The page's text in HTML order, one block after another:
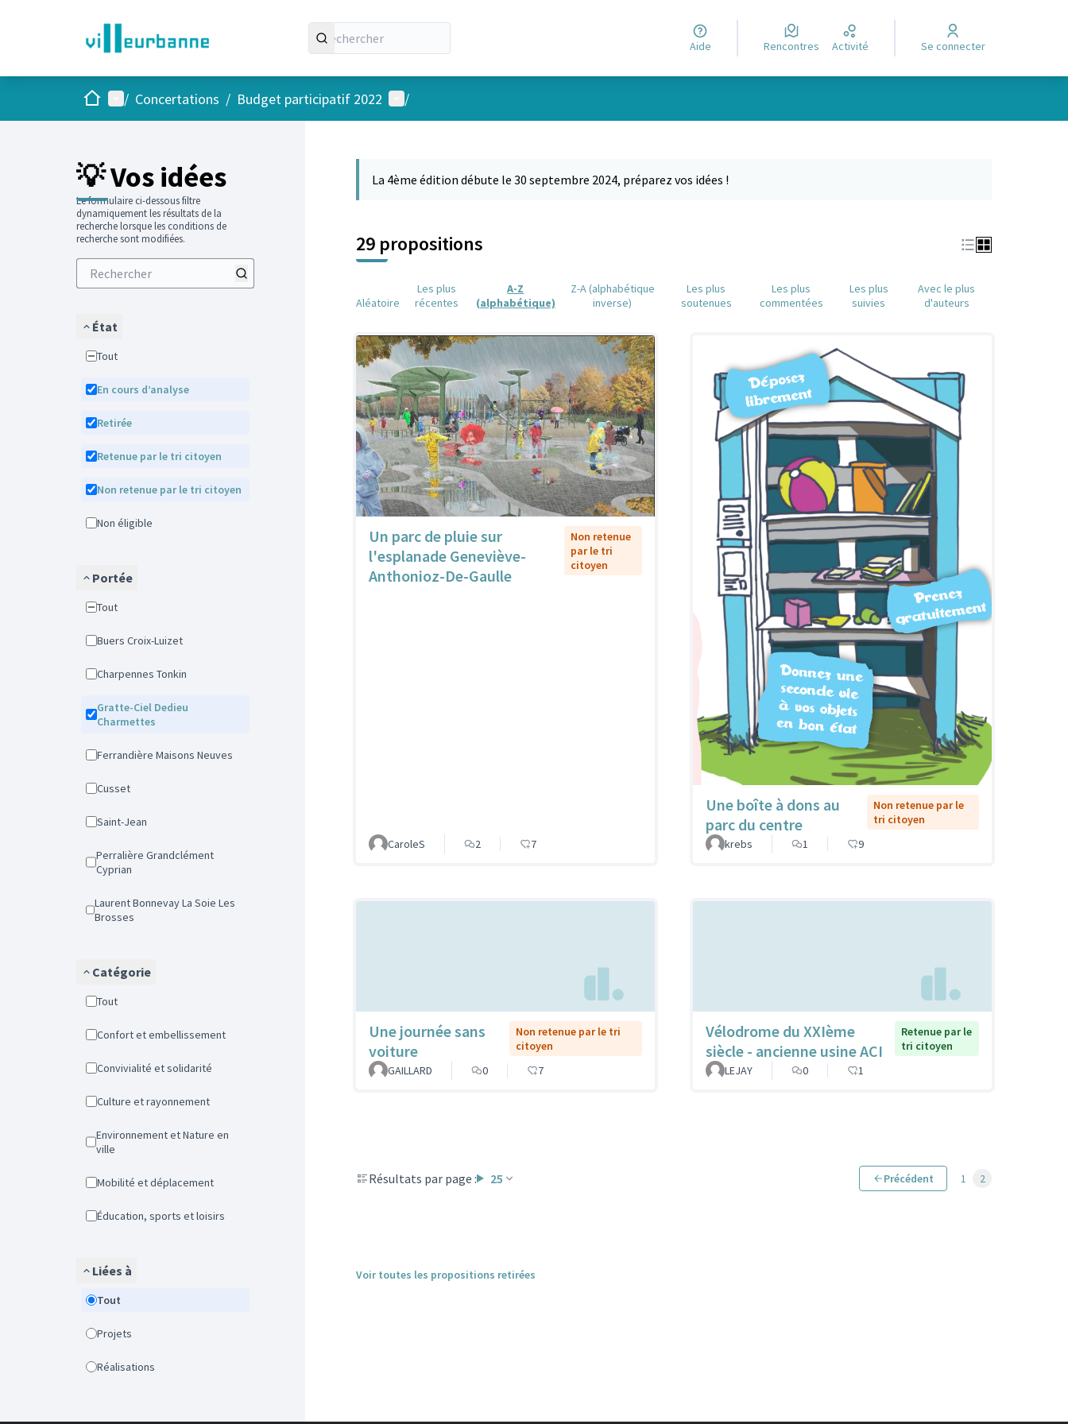
Aide Rencontres Activité Se connecter
AccueilMenu principal
/ Concertations / Budget participatif 2022 Menu utilisateur
/
💡 Vos idées
Le formulaire ci-dessous filtre
dynamiquement les résultats de la
recherche lorsque les conditions de
recherche sont modifiées.
État
Tout
En cours d’analyse
Retirée
Retenue par le tri citoyen
Non retenue par le tri citoyen
Non éligible
Portée
Tout
Buers Croix-Luizet
Charpennes Tonkin
Gratte-Ciel Dedieu
Charmettes
Ferrandière Maisons Neuves
Cusset
Saint-Jean
Perralière Grandclément
Cyprian
Laurent Bonnevay La Soie Les
Brosses
Catégorie
Tout
Confort et embellissement
Convivialité et solidarité
Culture et rayonnement
Environnement et Nature en
ville
Mobilité et déplacement
Éducation, sports et loisirs
Liées à
Tout
Projets
Réalisations
La 4ème édition débute le 30 septembre 2024, préparez vos idées !
29 propositions
Aléatoire
Les plus
récentes
A-Z
(alphabétique)
Z-A (alphabétique
inverse)
Les plus
soutenues
Les plus
commentées
Les plus
suivies
Avec le plus
d'auteurs
Un parc de pluie sur
l'esplanade Geneviève-
Anthonioz-De-Gaulle
Non retenue
par le tri
citoyen
CaroleS 2 7
Une boîte à dons au
parc du centre
Non retenue par le
tri citoyen
krebs
1 9
Une journée sans
voiture
Non retenue par le tri
citoyen
GAILLARD
0 7
Vélodrome du XXIème
siècle - ancienne usine ACI
Retenue par le
tri citoyen
LEJAY
0 1
Résultats par page : 25 Précédent 1 2
Voir toutes les propositions retirées